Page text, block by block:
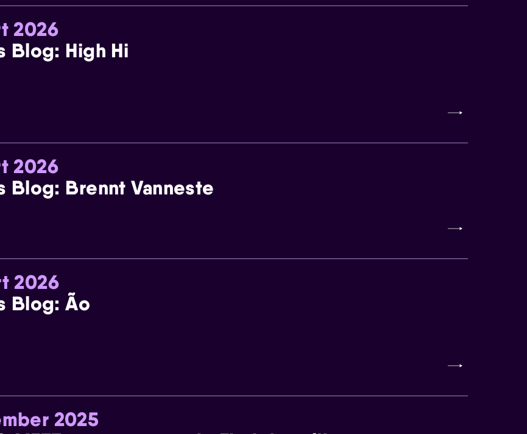
2026
Blog: High Hi
2026
Blog: Brennt Vanneste
2026
Blog: Ão
2025